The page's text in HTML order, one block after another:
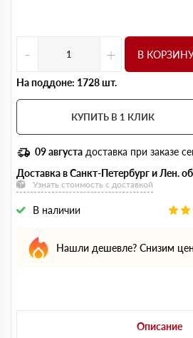
- + В
На поддоне: 1728 шт.
КУПИТЬ В 1 КЛИК
09 августа доставка при заказе
Доставка в Санкт-Петербург и Лен.
Узнать стоимость с доставкой
В наличии
Нашли дешевле? Снизим
Описание